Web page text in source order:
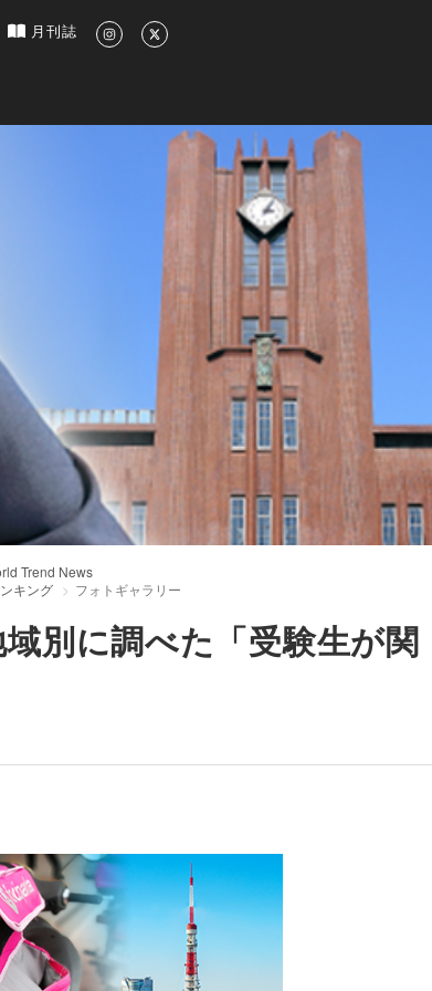
されたライフスタイル情報
月刊誌
Trend News
キング
フォトギャラリー
別に調べた「受験生が関